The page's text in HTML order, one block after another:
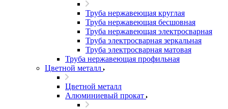
Труба нержавеющая круглая
Труба нержавеющая бесшовная
Труба нержавеющая электросварная
Труба электросварная зеркальная
Труба электросварная матовая
Труба нержавеющая профильная
Цветной металл
Цветной металл
Алюминиевый прокат